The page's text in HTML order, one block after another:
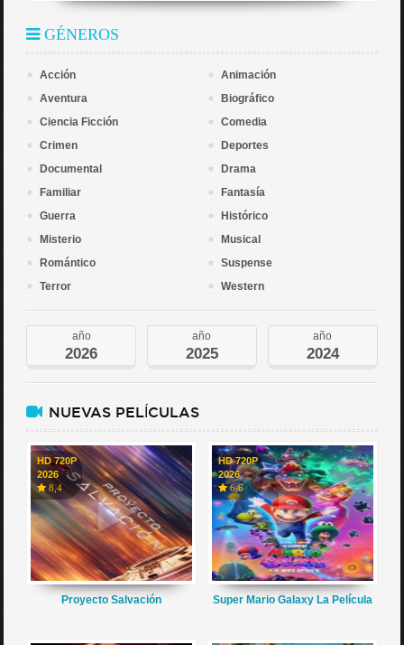
GÉNEROS
Acción
Animación
Aventura
Biográfico
Ciencia Ficción
Comedia
Crimen
Deportes
Documental
Drama
Familiar
Fantasía
Guerra
Histórico
Misterio
Musical
Romántico
Suspense
Terror
Western
año
2026
año
2025
año
2024
NUEVAS PELÍCULAS
HD 720P
2026
8,4
Proyecto Salvación
HD 720P
2026
6,6
Super Mario Galaxy La Película